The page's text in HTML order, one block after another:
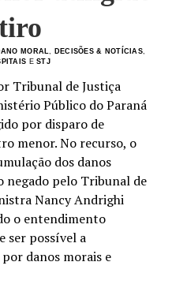
MORAL DECISÕES & NOTÍCIAS
ESTJ
Tribunal de Justiça
Público do Paraná
por disparo de
menor. No recurso, o
dos danos
negado pelo Tribunal de
Nancy Andrighi
o entendimento
ser possível a
danos morais e